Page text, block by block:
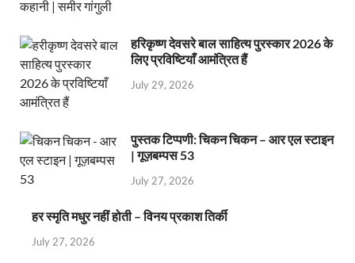
हरिकृष्ण देवसरे बाल साहित्य पुरस्कार 2026 के
लिए प्रविष्टियाँ आमंत्रित हैं
July 29, 2026
पुस्तक टिप्पणी: चिकन चिकन – आर एल स्टाइन
| गूज़बम्पस 53
July 27, 2026
हर स्मृति मधुर नहीं होती – विनय प्रकाश तिर्की
July 27, 2026